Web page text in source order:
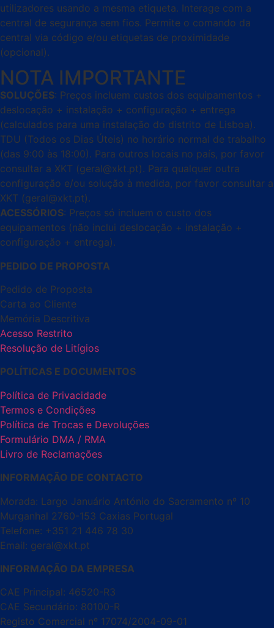
utilizadores usando a mesma etiqueta. Interage com a
central de segurança sem fios. Permite o comando da
central via código e/ou etiquetas de proximidade
(opcional).
NOTA IMPORTANTE
SOLUÇÕES: Preços incluem custos dos equipamentos +
deslocação + instalação + configuração + entrega
(calculados para uma instalação do distrito de Lisboa).
TDU (Todos os Dias Úteis) no horário normal de trabalho
(das 9:00 às 18:00). Para outros locais no país, por favor
consultar a XKT (geral@xkt.pt). Para qualquer outra
configuração e/ou solução à medida, por favor consultar a
XKT (geral@xkt.pt).
ACESSÓRIOS: Preços só incluem o custo dos
equipamentos (não inclui deslocação + instalação +
configuração + entrega).
PEDIDO DE PROPOSTA
Pedido de Proposta
Carta ao Cliente
Memória Descritiva
Acesso Restrito
Resolução de Litígios
POLÍTICAS E DOCUMENTOS
Política de Privacidade
Termos e Condições
Política de Trocas e Devoluções
Formulário DMA / RMA
Livro de Reclamações
INFORMAÇÃO DE CONTACTO
Morada: Largo Januário António do Sacramento nº 10
Murganhal 2760-153 Caxias Portugal
Telefone: +351 21 446 78 30
Email: geral@xkt.pt
INFORMAÇÃO DA EMPRESA
CAE Principal: 46520-R3
CAE Secundário: 80100-R
Registo Comercial nº 17074/2004-09-01